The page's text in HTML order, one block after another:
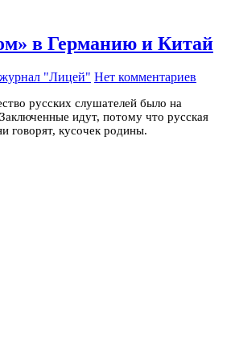
в Германию и Китай
"Лицей" Нет комментариев
русских слушателей было на
идут, потому что русская
говорят, кусочек родины.